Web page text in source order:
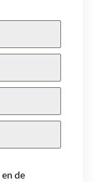
en de